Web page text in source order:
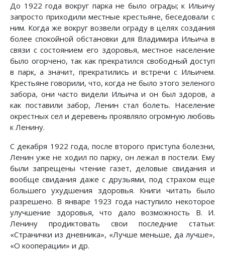
До 1922 года вокруг парка не было ограды; к Ильичу
запросто приходили местные крестьяне, беседовали с
ним. Когда же вокруг возвели ограду в целях создания
более спокойной обстановки для Владимира Ильича в
связи с состоянием его здоровья, местное население
было огорчено, так как прекратился свободный доступ
в парк, а значит, прекратились и встречи с Ильичем.
Крестьяне говорили, что, когда не было этого зеленого
забора, они часто видели Ильича и он был здоров, а
как поставили забор, Ленин стал болеть. Население
окрестных сел и деревень проявляло огромную любовь
к Ленину.
С декабря 1922 года, после второго приступа болезни,
Ленин уже не ходил по парку, он лежал в постели. Ему
были запрещены чтение газет, деловые свидания и
вообще свидания даже с друзьями, под страхом еще
большего ухудшения здоровья. Книги читать было
разрешено. В январе 1923 года наступило некоторое
улучшение здоровья, что дало возможность В. И.
Ленину продиктовать свои последние статьи:
«Странички из дневника», «Лучше меньше, да лучше»,
«О кооперации» и др.